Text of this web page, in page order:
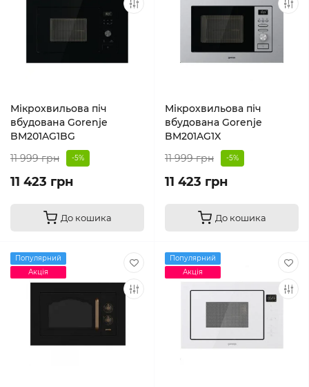
Мікрохвильова піч
вбудована Gorenje
BM201AG1BG
11 999 грн
-5%
11 423 грн
До кошика
Мікрохвильова піч
вбудована Gorenje
BM201AG1X
11 999 грн
-5%
11 423 грн
До кошика
Популярний
Акція
Популярний
Акція